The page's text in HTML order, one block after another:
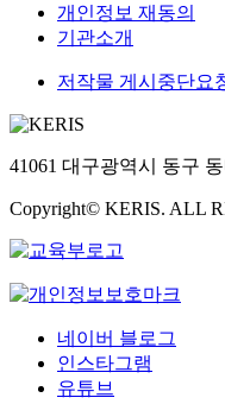
개인정보 재동의
기관소개
저작물 게시중단요
41061 대구광역시 동구
Copyright© KERIS. ALL
네이버 블로그
인스타그램
유튜브